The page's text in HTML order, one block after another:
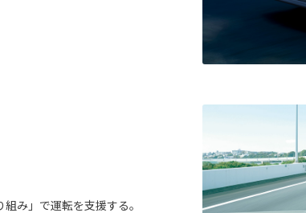
み」で運転を支援する。